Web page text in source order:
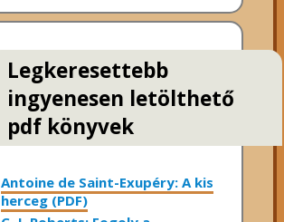
Legkeresettebb
ingyenesen letölthető
pdf könyvek
Antoine de Saint-Exupéry: A kis
herceg (PDF)